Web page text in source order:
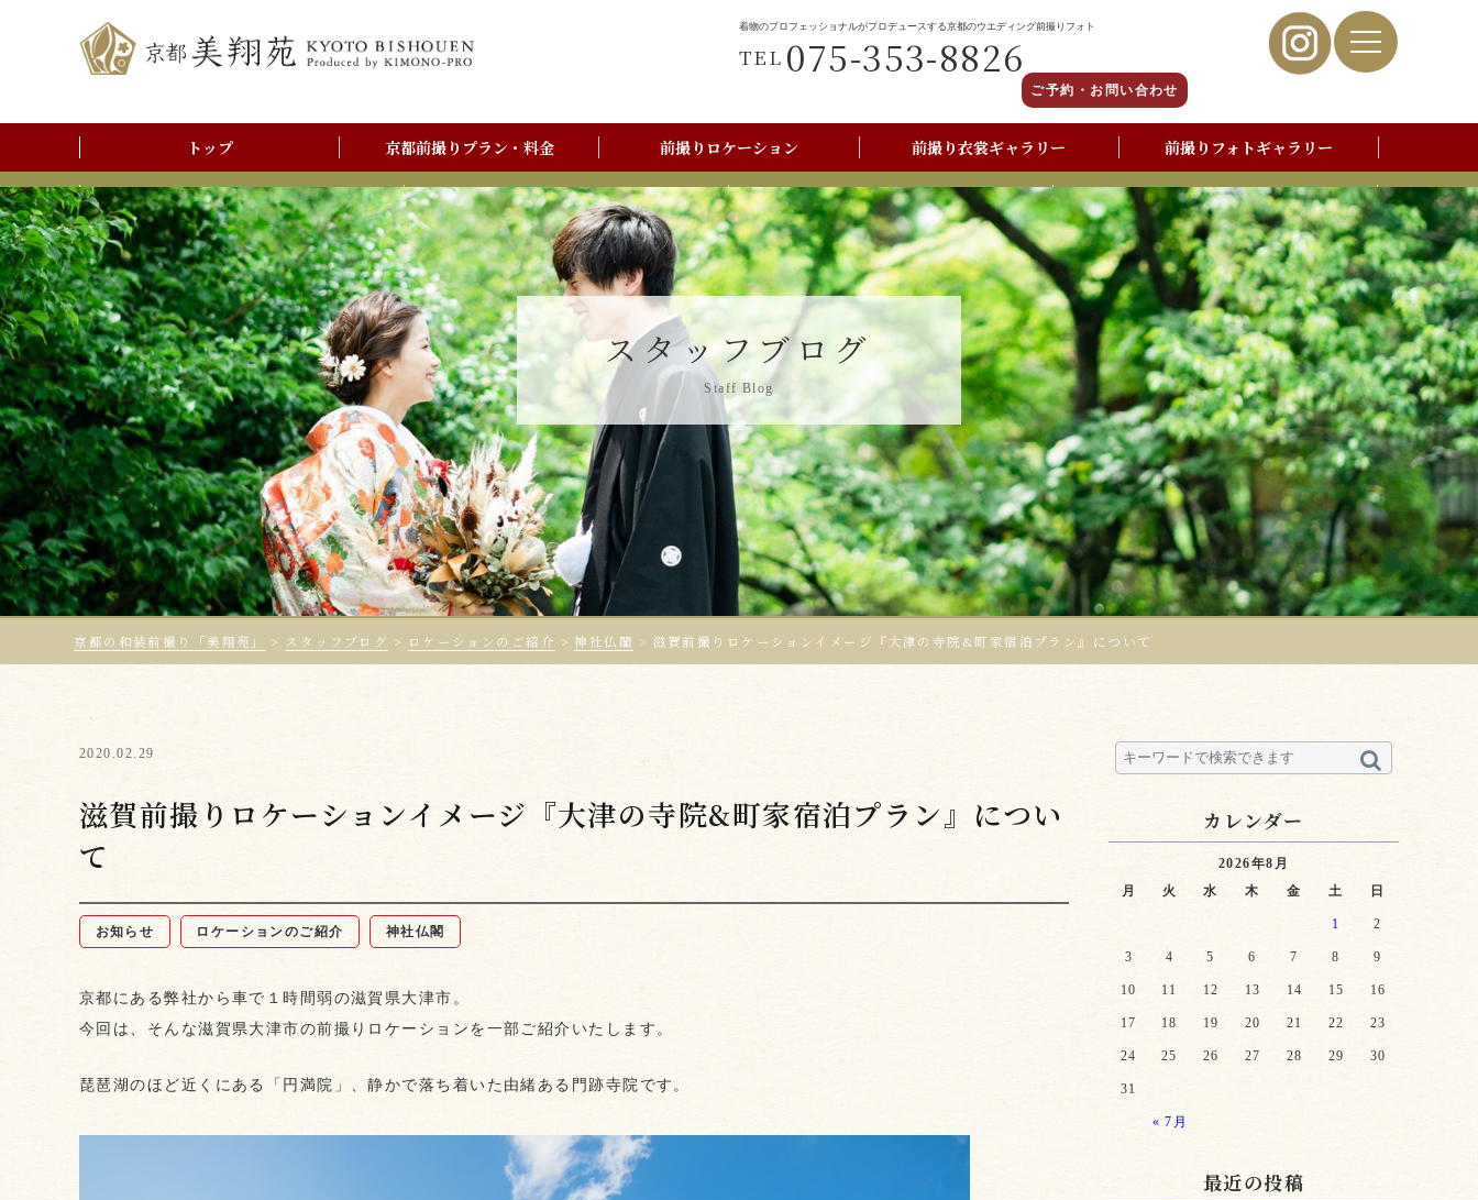
着物のプロフェッショナルがプロデュースする京都のウエディング前撮りフォト
TEL 075-353-8826
ご予約・お問い合わせ
トップ 京都前撮りプラン・料金 前撮りロケーション 前撮り衣裳ギャラリー 前撮りフォトギャラリー
前撮りアルバム 前撮りご利用の流れ 京都美翔苑店舗情報 写真撮影よくあるご質問
スタッフブログ
Staff Blog
京都の和装前撮り「美翔苑」 > スタッフブログ > ロケーションのご紹介 >神社仏閣 > 滋賀前撮りロケーションイメージ『大津の寺院&町家宿泊プラン』について
2020.02.29
滋賀前撮りロケーションイメージ『大津の寺院&町家宿泊プラン』につい
て
お知らせ ロケーションのご紹介 神社仏閣
京都にある弊社から車で１時間弱の滋賀県大津市。
今回は、そんな滋賀県大津市の前撮りロケーションを一部ご紹介いたします。
琵琶湖のほど近くにある「円満院」、静かで落ち着いた由緒ある門跡寺院です。
カレンダー
2026年8月
月
火 水 木 金 土 日
« 7月
1 2
3 4 5 6 7 8 9
10 11 12 13 14 15 16
17 18 19 20 21 22 23
24 25 26 27 28 29 30
31
最近の投稿